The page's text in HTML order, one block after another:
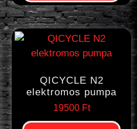
QICYCLE N2
elektromos pumpa
19500 Ft